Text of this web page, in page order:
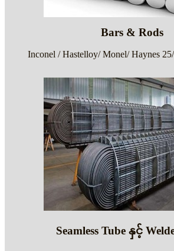
Bars & Rods
Inconel / Hastelloy/ Monel/
Seamless Tube နှင့်